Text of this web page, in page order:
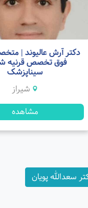
دکتر آرش عالیوند |
فوق تخصص قرنیه
سیناپزشک
شیراز
مشاهده
سعدالله پویان